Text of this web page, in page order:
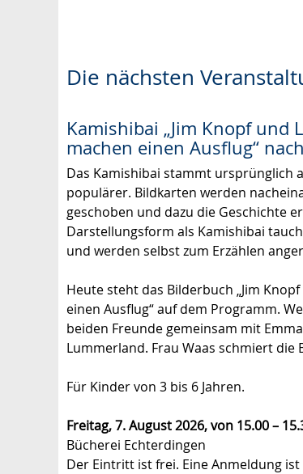
Die nächsten
Kamishibai „Jim Knopf
machen einen Ausflug“
Das Kamishibai stammt ursprünglich
populärer. Bildkarten werden
geschoben und dazu die Geschichte
Darstellungsform als Kamishibai
und werden selbst zum Erzählen
Heute steht das Bilderbuch „Jim
einen Ausflug“ auf dem Programm.
beiden Freunde gemeinsam mit
Lummerland. Frau Waas schmiert
Für Kinder von 3 bis 6 Jahren.
Freitag, 7. August 2026, von 15.00 –
Bücherei Echterdingen
Der Eintritt ist frei. Eine Anmeldung